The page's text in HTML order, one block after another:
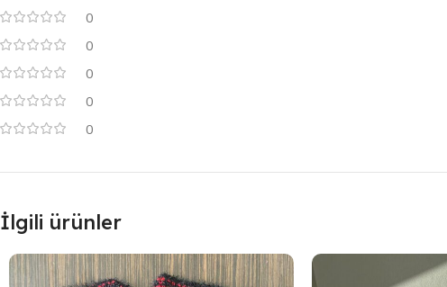
0
0
0
0
0
İlgili ürünler